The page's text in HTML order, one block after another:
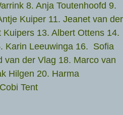
8. Anja Toutenhoofd 9.
Kuiper 11. Jeanet van der
Kuipers 13. Albert Ottens 14.
Karin Leeuwinga 16. Sofia
van der Vlag 18. Marco van
Hilgen 20. Harma
Tent